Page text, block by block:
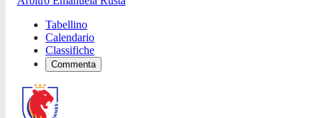
Tabellino
Calendario
Classifiche
Commenta